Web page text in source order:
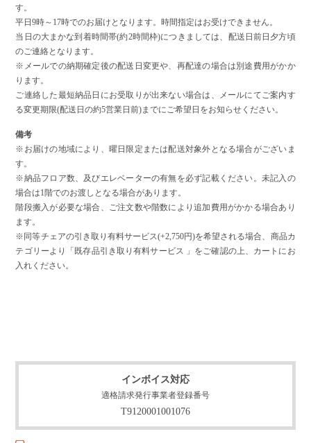
す。
平日9時～17時でのお届けとなります。時間指定はお受けできません。
当日の大まかな到着時間帯(約2時間枠)につきましては、配送日前日夕方頃
のご連絡となります。
※メールでの納期確定後の配送日変更や、再配達の場合は別途費用がかか
ります。
ご連絡した最短納品日にお受取りが出来ない場合は、メールにてご案内す
る変更期限(配送日の約5営業日前)までにご希望日をお知らせください。
備考
※お届けの地域により、曜日限定または配送対象外となる場合がございま
す。
※納品フロア数、及びエレベーターの有無を必ず記載ください。未記入の
場合は1階でのお渡しとなる場合があります。
階段搬入が必要な場合、ご注文数や階数により追加費用がかかる場合あり
ます。
※同等チェアの引き取り有料サービス(+2,750円)を希望される場合、商品カ
テゴリーより「既存品引き取り有料サービス 」をご確認の上、カートにお
入れください。
インボイス対応
適格請求発行事業者登録番号
T9120001001076